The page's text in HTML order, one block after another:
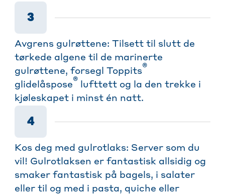
3
Avgrens gulrøttene: Tilsett til slutt de
tørkede algene til de marinerte
gulrøttene, forsegl Toppits®
glidelåspose® lufttett og la den trekke i
kjøleskapet i minst én natt.
4
Kos deg med gulrotlaks: Server som du
vil! Gulrotlaksen er fantastisk allsidig og
smaker fantastisk på bagels, i salater
eller til og med i pasta, quiche eller